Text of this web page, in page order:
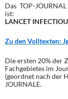
Das TOP-
ist:
LANCET
Zu den Volltexten:
Die ersten 20% der
Fachgebietes im
(geordnet nach der
JOURNALE.